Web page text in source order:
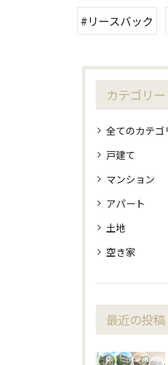
#リースバック
カテゴリー
全てのカテゴ
戸建て
マンション
アパート
土地
空き家
最近の投稿